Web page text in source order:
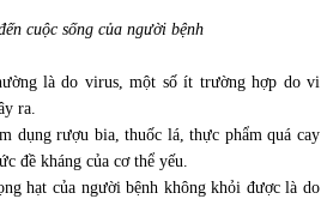
cuộc sống của người bệnh
là do virus, một số ít trường hợp do vi
ra.
dụng rượu bia, thuốc lá, thực phẩm quá cay
đề kháng của cơ thể yếu.
hạt của người bệnh không khỏi được là do